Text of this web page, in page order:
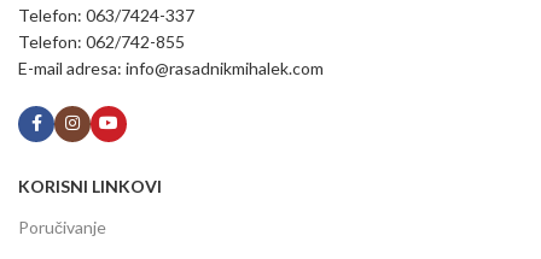
Telefon: 063/7424-337
Telefon: 062/742-855
E-mail adresa: info@rasadnikmihalek.com
KORISNI LINKOVI
Poručivanje